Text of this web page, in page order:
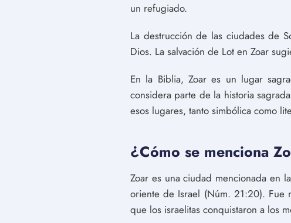
un refugiado.
La destrucción de las ciudades de
Dios. La salvación de Lot en Zoar
En la Biblia, Zoar es un lugar
considera parte de la historia
esos lugares, tanto simbólica como
¿Cómo se menciona
Zoar es una ciudad mencionada en
oriente de Israel (Núm. 21:20). Fue
que los israelitas conquistaron a los